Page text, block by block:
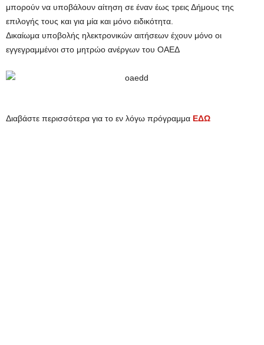
μπορούν να υποβάλουν αίτηση σε έναν έως τρεις Δήμους της
επιλογής τους και για μία και μόνο ειδικότητα.
Δικαίωμα υποβολής ηλεκτρονικών αιτήσεων έχουν μόνο οι
εγγεγραμμένοι στο μητρώο ανέργων του ΟΑΕΔ
Διαβάστε περισσότερα για το εν λόγω πρόγραμμα ΕΔΩ